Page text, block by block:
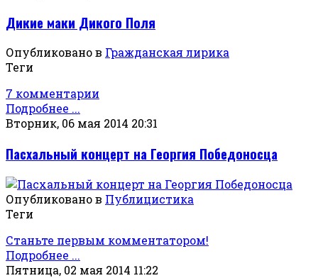
Дикие маки Дикого Поля
Опубликовано в Гражданская лирика
Теги
7 комментарии
Подробнее ...
Вторник, 06 мая 2014 20:31
Пасхальный концерт на Георгия Победоносца
Опубликовано в Публицистика
Теги
Станьте первым комментатором!
Подробнее ...
Пятница, 02 мая 2014 11:22